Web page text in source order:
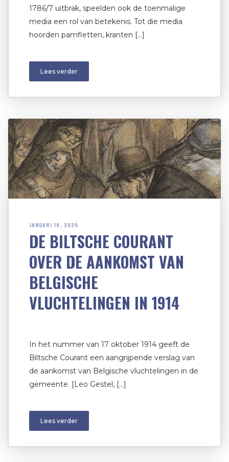
1786/7 uitbrak, speelden ook de toenmalige
media een rol van betekenis. Tot die media
hoorden pamfletten, kranten […]
Lees verder
JANUARI 19, 2025
DE BILTSCHE COURANT
OVER DE AANKOMST VAN
BELGISCHE
VLUCHTELINGEN IN 1914
In het nummer van 17 oktober 1914 geeft de
Biltsche Courant een aangrijpende verslag van
de aankomst van Belgische vluchtelingen in de
gemeente. [Leo Gestel, […]
Lees verder